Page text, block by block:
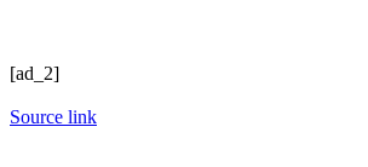
[ad_2]
Source link